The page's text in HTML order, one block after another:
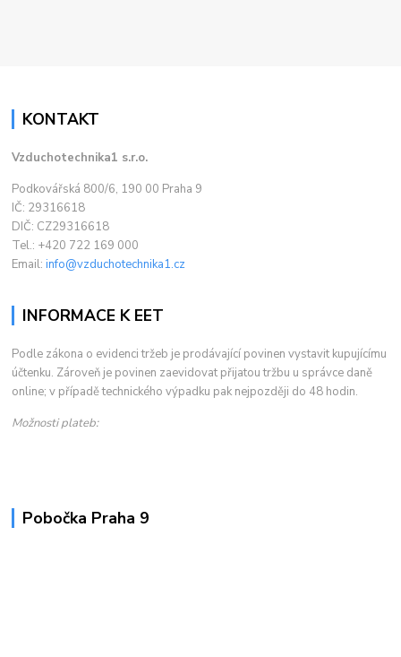
KONTAKT
Vzduchotechnika1 s.r.o.
Podkovářská 800/6, 190 00 Praha 9
IČ: 29316618
DIČ: CZ29316618
Tel.: +420 722 169 000
Email:info@vzduchotechnika1.cz
INFORMACE K EET
Podle zákona o evidenci tržeb je prodávající povinen vystavit kupujícímu
účtenku. Zároveň je povinen zaevidovat přijatou tržbu u správce daně
online; v případě technického výpadku pak nejpozději do 48 hodin.
Možnosti plateb:
Pobočka Praha 9